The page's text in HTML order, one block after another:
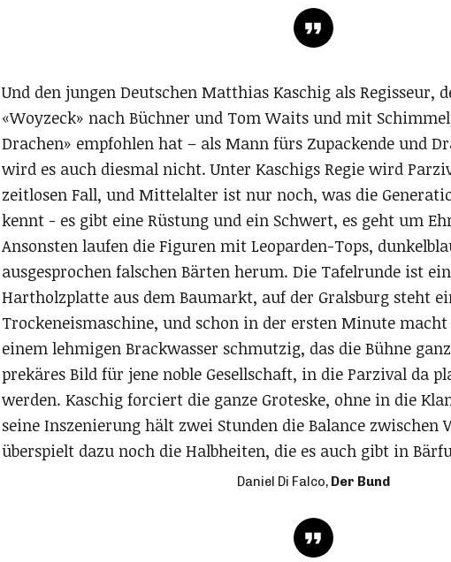
Und den jungen Deutschen Matthias Kaschig als
«Woyzeck» nach Büchner und Tom Waits und mit
Drachen» empfohlen hat – als Mann fürs Zupackende und
wird es auch diesmal nicht. Unter Kaschigs Regie wird
zeitlosen Fall, und Mittelalter ist nur noch, was die
kennt - es gibt eine Rüstung und ein Schwert, es geht um
Ansonsten laufen die Figuren mit Leoparden-Tops,
ausgesprochen falschen Bärten herum. Die Tafelrunde ist
Hartholzplatte aus dem Baumarkt, auf der Gralsburg steht
Trockeneismaschine, und schon in der ersten Minute macht
einem lehmigen Brackwasser schmutzig, das die Bühne
prekäres Bild für jene noble Gesellschaft, in die Parzival da
werden. Kaschig forciert die ganze Groteske, ohne in die
seine Inszenierung hält zwei Stunden die Balance zwischen
überspielt dazu noch die Halbheiten, die es auch gibt in
Daniel Di Falco, Der Bund